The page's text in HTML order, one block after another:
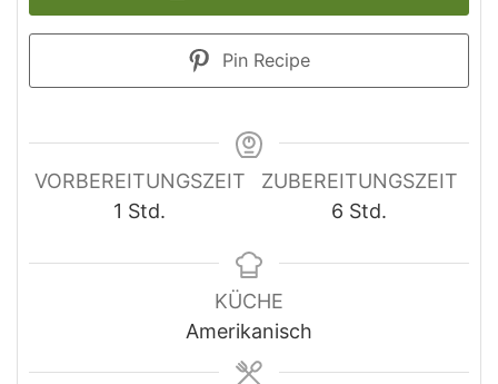
Pin Recipe
VORBEREITUNGSZEIT
1 Std.
ZUBEREITUNGSZEIT
6 Std.
KÜCHE
Amerikanisch